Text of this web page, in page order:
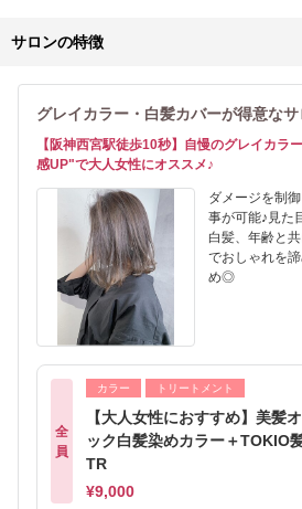
サロンの特徴
グレイカラー・白髪カバーが得意な
【阪神西宮駅徒歩10秒】自慢のグレイカラ
感UP"で大人女性にオススメ♪
ダメージを制
事が可能♪見た
白髪、年齢と
でおしゃれを
め◎
全
員
カラー トリートメント
【大人女性におすすめ】美髪
ック白髪染めカラー＋TOKIO
TR
¥9,000